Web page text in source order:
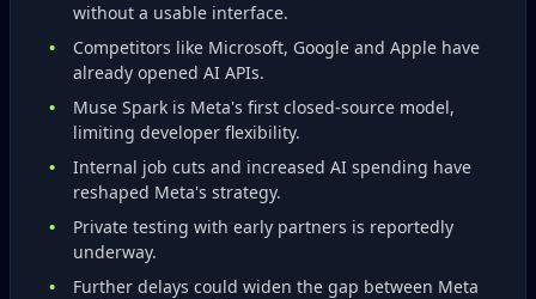
without a usable interface.
Competitors like Microsoft, Google and Apple have
already opened AI APIs.
Muse Spark is Meta's first closed‑source model,
limiting developer flexibility.
Internal job cuts and increased AI spending have
reshaped Meta's strategy.
Private testing with early partners is reportedly
underway.
Further delays could widen the gap between Meta